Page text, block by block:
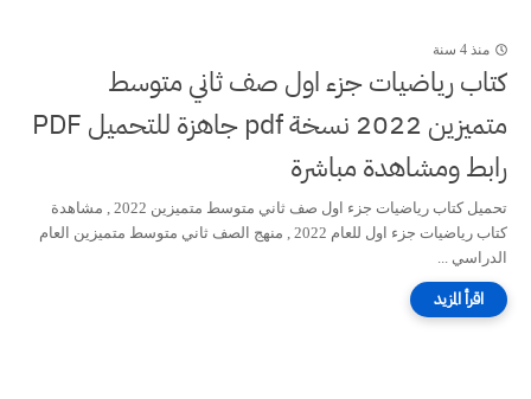
منذ 4 سنة
كتاب رياضيات جزء اول صف ثاني متوسط
متميزين 2022 نسخة pdf جاهزة للتحميل PDF
رابط ومشاهدة مباشرة
تحميل كتاب رياضيات جزء اول صف ثاني متوسط متميزين 2022 , مشاهدة
كتاب رياضيات جزء اول للعام 2022 , منهج الصف ثاني متوسط متميزين العام
الدراسي ...